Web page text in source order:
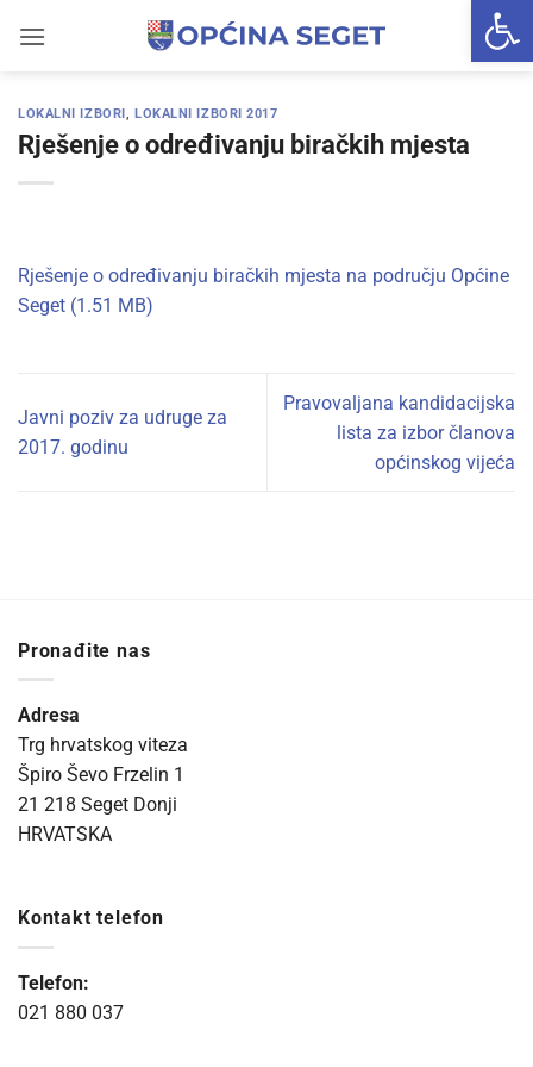
LOKALNI IZBORI, LOKALNI IZBORI 2017
Rješenje o određivanju biračkih mjesta
Rješenje o određivanju biračkih mjesta na području Općine
Seget
Javni poziv za udruge za
2017. godinu
Pravovaljana kandidacijska
lista za izbor članova
općinskog vijeća
Pronađite nas
Adresa
Trg hrvatskog viteza
Špiro Ševo Frzelin 1
21 218 Seget Donji
HRVATSKA
Kontakt telefon
Telefon:
021 880 037